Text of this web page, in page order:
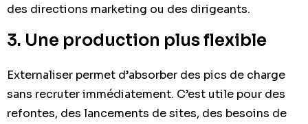
des directions marketing ou des dirigeants.
3. Une production plus flexible
Externaliser permet d’absorber des pics de charge
sans recruter immédiatement. C’est utile pour des
refontes, des lancements de sites, des besoins de